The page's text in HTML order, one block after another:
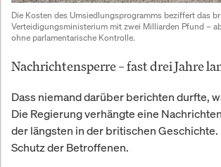
Die Kosten des Umsiedlungsprogramms beziffert das
Verteidigungsministerium mit zwei Milliarden Pfund –
ohne parlamentarische Kontrolle.
Nachrichtensperre – fast drei Jahre
Dass niemand darüber berichten durfte,
Die Regierung verhängte eine
der längsten in der britischen
Schutz der Betroffenen.